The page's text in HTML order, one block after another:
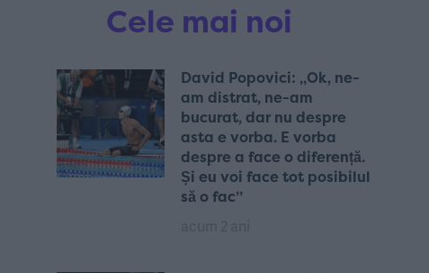
Cele mai noi
David Popovici: „Ok, ne-
am distrat, ne-am
bucurat, dar nu despre
asta e vorba. E vorba
despre a face o diferență.
Și eu voi face tot posibilul
să o fac”